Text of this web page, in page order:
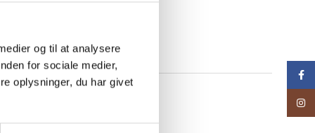
og til at analysere
for sociale medier,
oplysninger, du har givet